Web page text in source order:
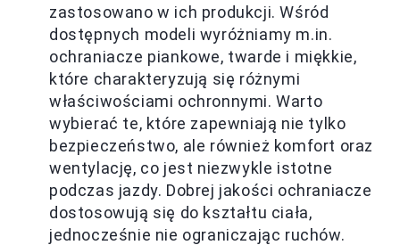
zastosowano w ich produkcji. Wśród
dostępnych modeli wyróżniamy m.in.
ochraniacze piankowe, twarde i miękkie,
które charakteryzują się różnymi
właściwościami ochronnymi. Warto
wybierać te, które zapewniają nie tylko
bezpieczeństwo, ale również komfort oraz
wentylację, co jest niezwykle istotne
podczas jazdy. Dobrej jakości ochraniacze
dostosowują się do kształtu ciała,
jednocześnie nie ograniczając ruchów.